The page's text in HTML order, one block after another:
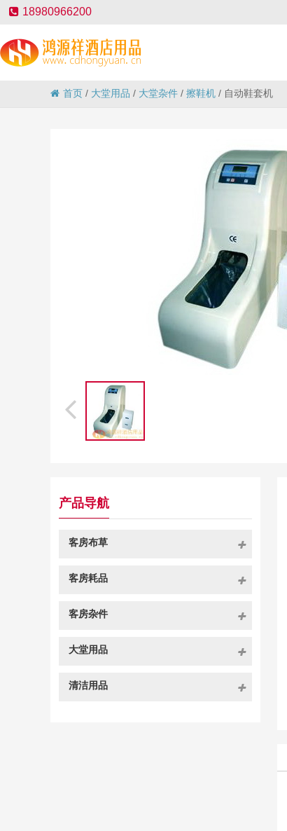
18980966200
首页 / 大堂用品 / 大堂杂件 / 擦鞋机 / 自动鞋套机
产品导航
客房布草
客房耗品
客房杂件
大堂用品
清洁用品